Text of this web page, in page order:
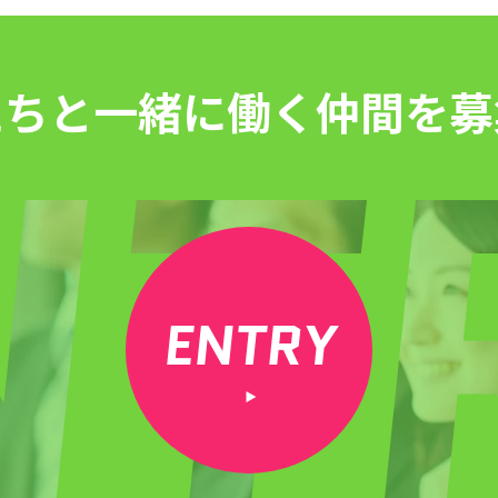
と一緒に働く仲間を
ENTRY